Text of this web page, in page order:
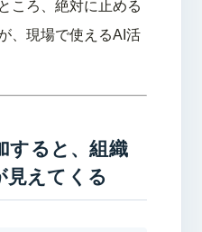
ころ、絶対に止める
、現場で使えるAI活
すると、組織
見えてくる